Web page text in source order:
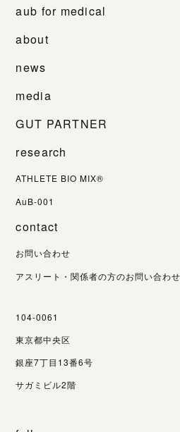
aub for medical
about
news
media
GUT PARTNER
research
ATHLETE BIO MIX®
AuB-001
contact
お問い合わせ
アスリート・関係者の方のお問い合わせ
104-0061
東京都中央区
銀座7丁目13番6号
サガミビル2階